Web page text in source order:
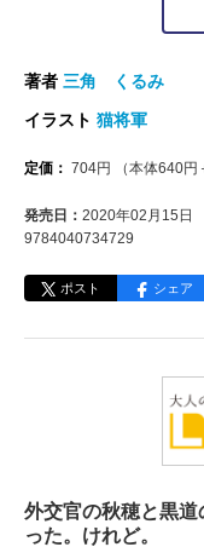
著者 三角 くるみ
イラスト 猫将軍
定価： 704円 （本体640円
発売日： 2020年02月15日
9784040734729
ポスト シェア
外交官の秋穂と黒
った。けれど。